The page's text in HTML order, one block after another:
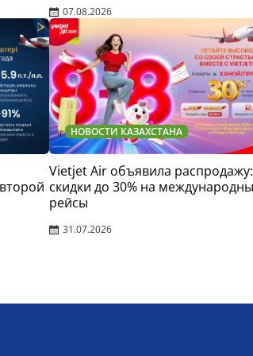
07.08.2026
НОВОСТИ КАЗАХСТАНА
Vietjet Air объявила распродажу:
скидки до 30% на
рейсы
31.07.2026